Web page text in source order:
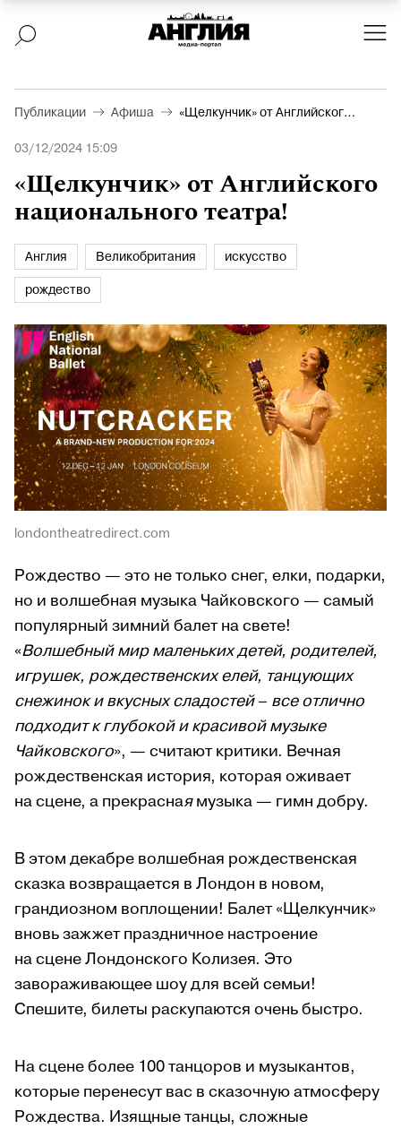
Публикации Афиша
«Щелкунчик» от Английского
03/12/2024 15:09
«Щелкунчик» от Английского
национального театра!
Англия Великобритания
искусство
рождество
londontheatredirect.com
Рождество — это не только снег, елки, подарки,
но и волшебная музыка Чайковского — самый
популярный зимний балет на свете!
«Волшебный мир маленьких детей, родителей,
игрушек, рождественских елей, танцующих
снежинок и вкусных сладостей– все отлично
подходит к глубокой и красивой музыке
Чайковского», — считают критики. Вечная
рождественская история, которая оживает
на сцене, а прекраснаямузыка — гимн добру.
В этом декабре волшебная рождественская
сказка возвращается в Лондон в новом,
грандиозном воплощении! Балет «Щелкунчик»
вновь зажжет праздничное настроение
на сцене Лондонского Колизея. Это
завораживающее шоу для всей семьи!
Спешите, билеты раскупаются очень быстро.
На сцене более 100 танцоров и музыкантов,
которые перенесут вас в сказочную атмосферу
Рождества. Изящные танцы, сложные